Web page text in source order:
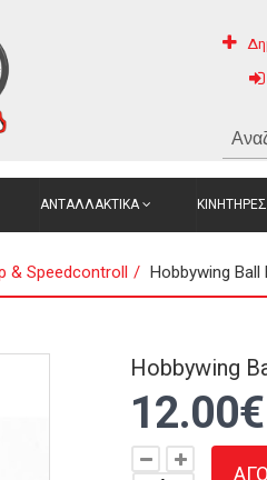
ΑΝΤΑΛΛΑΚΤΙΚΑ ΚΙΝΗΤΗΡΕΣ
& Speedcontroll Hobbywing
Hobbywing
12.00€